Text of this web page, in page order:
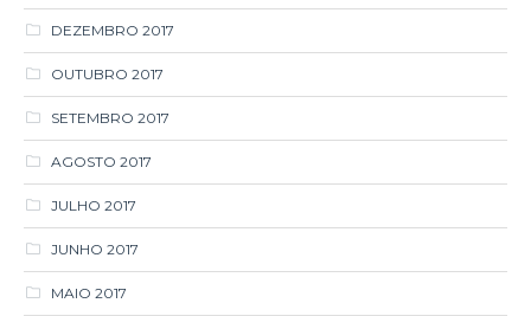
AGOSTO 2017
JULHO 2017
JUNHO 2017
MAIO 2017
ABRIL 2017
MARÇO 2017
FEVEREIRO 2017